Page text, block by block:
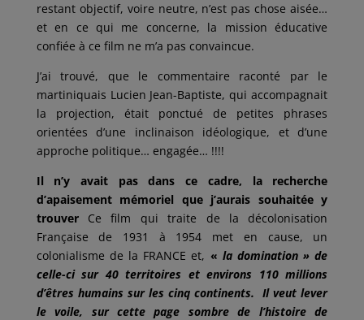
restant objectif, voire neutre, n’est pas chose aisée…
et en ce qui me concerne, la mission éducative
confiée à ce film ne m’a pas convaincue.
J’ai trouvé, que le commentaire raconté par le
martiniquais Lucien Jean-Baptiste, qui accompagnait
la projection, était ponctué de petites phrases
orientées d’une inclinaison idéologique, et d’une
approche politique… engagée… !!!!
Il n’y avait pas dans ce cadre, la recherche
d’apaisement mémoriel que j’aurais souhaitée y
trouver Ce film qui traite de la décolonisation
Française de 1931 à 1954 met en cause, un
colonialisme de la FRANCE et, « la domination » de
celle-ci sur 40 territoires et environs 110 millions
d’êtres humains sur les cinq continents. Il veut lever
le voile, sur cette page sombre de l’histoire de